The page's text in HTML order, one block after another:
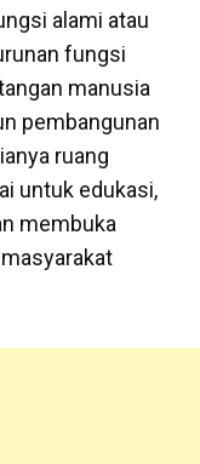
alami atau
fungsi
manusia
pembangunan
ruang
untuk edukasi,
membuka